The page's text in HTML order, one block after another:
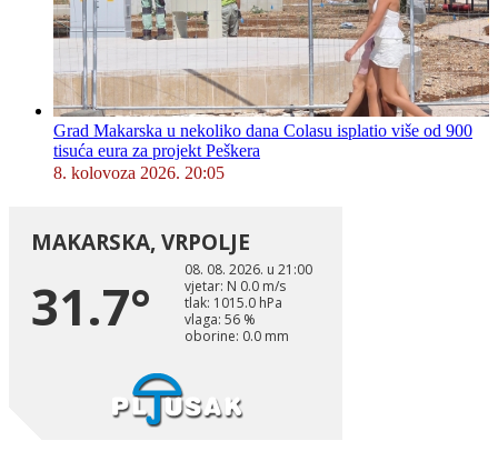
Grad Makarska u nekoliko dana Colasu isplatio više od 900
tisuća eura za projekt Peškera
8. kolovoza 2026. 20:05